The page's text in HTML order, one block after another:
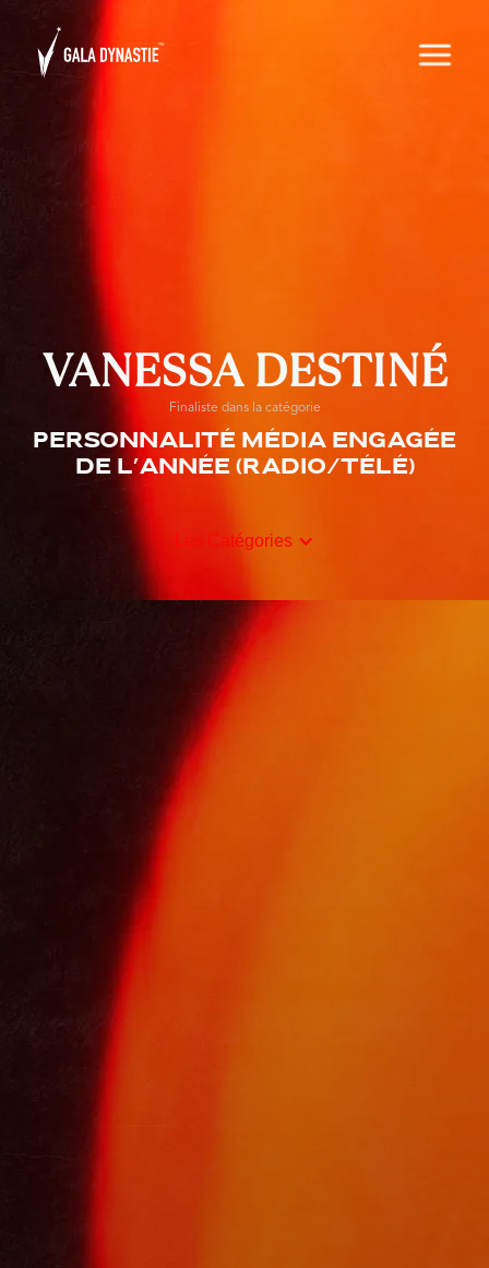
VANESSA DESTINÉ
Finaliste dans la catégorie
Personnalité média engagée
de l’année (radio/télé)
Les Catégories